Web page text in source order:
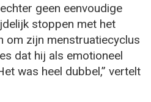
geen eenvoudige
stoppen met het
om zijn menstruatiecyclus
dat hij als emotioneel
was heel dubbel,” vertelt